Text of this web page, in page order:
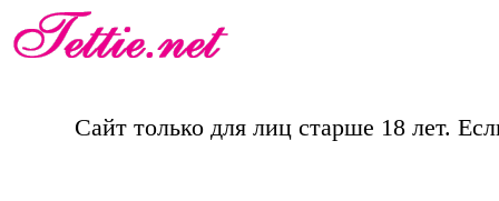
Сайт только для лиц старше 18 лет.